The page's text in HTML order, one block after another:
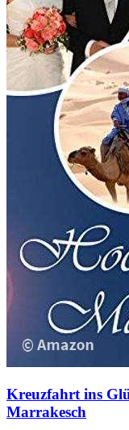
Kreuzfahrt ins
Marrakesch